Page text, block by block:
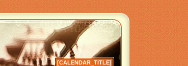
[CALENDAR_TITLE]